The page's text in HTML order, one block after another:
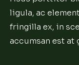
ligula, ac
fringilla ex, in
accumsan est at